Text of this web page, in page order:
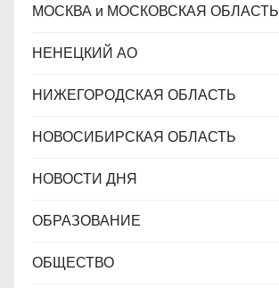
МОСКВА и МОСКОВСКАЯ ОБЛАСТЬ
НЕНЕЦКИЙ АО
НИЖЕГОРОДСКАЯ ОБЛАСТЬ
НОВОСИБИРСКАЯ ОБЛАСТЬ
НОВОСТИ ДНЯ
ОБРАЗОВАНИЕ
ОБЩЕСТВО